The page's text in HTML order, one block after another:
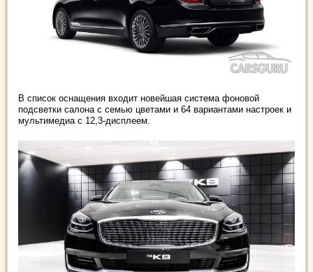
В список оснащения входит новейшая система фоновой
подсветки салона с семью цветами и 64 вариантами настроек и
мультимедиа с 12,3-дисплеем.